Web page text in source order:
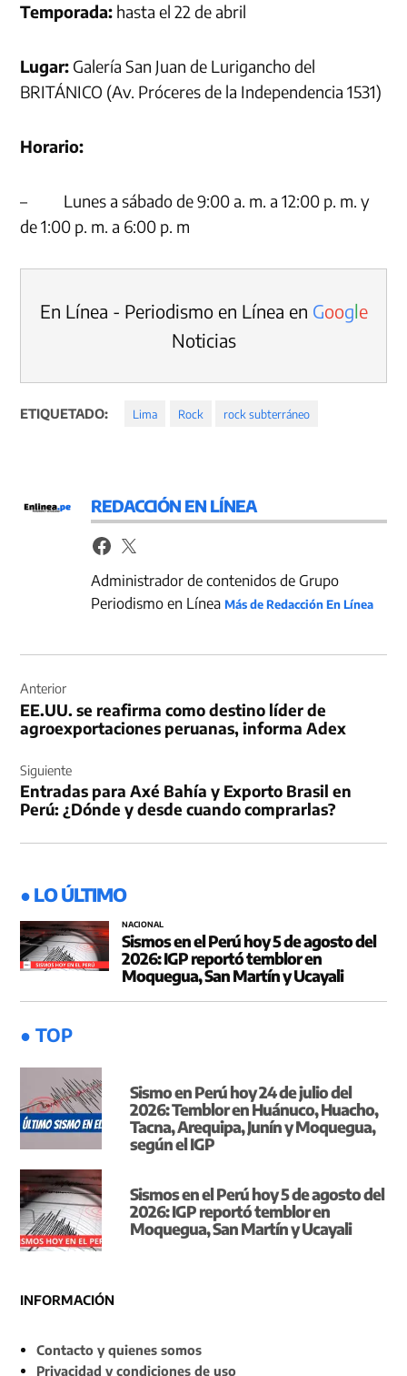
Temporada: hasta el 22 de abril
Lugar: Galería San Juan de Lurigancho del
BRITÁNICO (Av. Próceres de la Independencia 1531)
Horario:
– Lunes a sábado de 9:00 a. m. a 12:00 p. m. y
de 1:00 p. m. a 6:00 p. m
En Línea - Periodismo en Línea en Google
Noticias
ETIQUETADO: Lima Rock rock subterráneo
REDACCIÓN EN LÍNEA
Administrador de contenidos de Grupo
Periodismo en LíneaMás de Redacción En Línea
de
entradas
Anterior
EE.UU. se reafirma como destino líder de
agroexportaciones peruanas, informa Adex
Siguiente
Entradas para Axé Bahía y Exporto Brasil en
Perú: ¿Dónde y desde cuando comprarlas?
● LO ÚLTIMO
NACIONAL
Sismos en el Perú hoy 5 de agosto del
2026: IGP reportó temblor en
Moquegua, San Martín y Ucayali
● TOP
Sismo en Perú hoy 24 de julio del
2026: Temblor en Huánuco, Huacho,
Tacna, Arequipa, Junín y Moquegua,
según el IGP
Sismos en el Perú hoy 5 de agosto del
2026: IGP reportó temblor en
Moquegua, San Martín y Ucayali
INFORMACIÓN
Contacto y quienes somos
Privacidad y condiciones de uso